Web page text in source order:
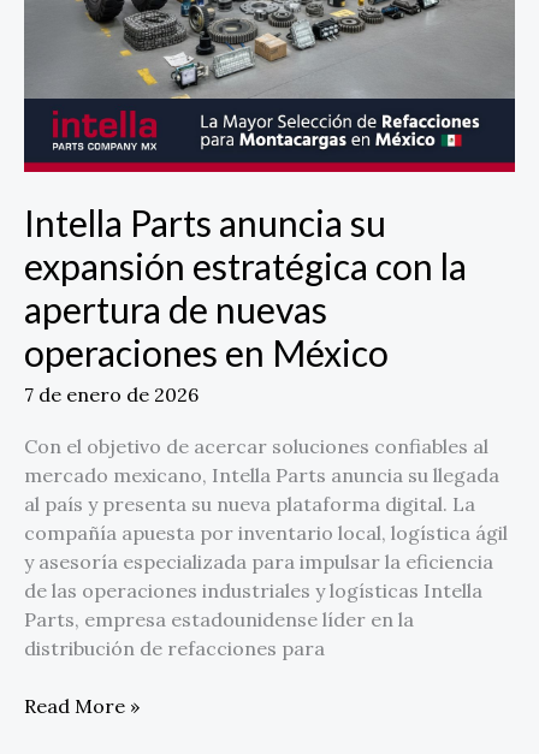
Intella Parts anuncia su
expansión estratégica con la
apertura de nuevas
operaciones en México
7 de enero de 2026
Con el objetivo de acercar soluciones confiables al
mercado mexicano, Intella Parts anuncia su llegada
al país y presenta su nueva plataforma digital. La
compañía apuesta por inventario local, logística ágil
y asesoría especializada para impulsar la eficiencia
de las operaciones industriales y logísticas Intella
Parts, empresa estadounidense líder en la
distribución de refacciones para
nuevas
operaciones
en
Read More »